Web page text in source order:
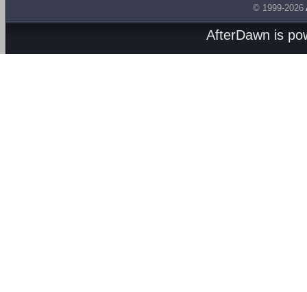
© 1999-2026
AfterDawn is